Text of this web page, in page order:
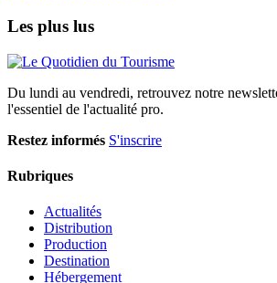
Les plus lus
Du lundi au vendredi, retrouvez notre
l'essentiel de l'actualité pro.
Restez informés S'inscrire
Rubriques
Actualités
Distribution
Production
Destination
Hébergement